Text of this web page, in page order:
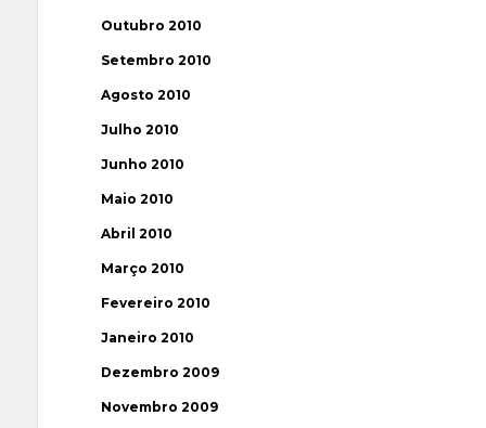
Outubro 2010
Setembro 2010
Agosto 2010
Julho 2010
Junho 2010
Maio 2010
Abril 2010
Março 2010
Fevereiro 2010
Janeiro 2010
Dezembro 2009
Novembro 2009